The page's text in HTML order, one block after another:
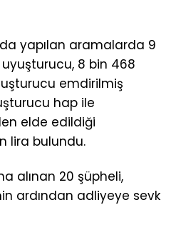
yapılan aramalarda 9
8 bin 468
emdirilmiş
hap ile
elde edildiği
lira bulundu.
alınan 20 şüpheli,
ardından adliyeye sevk